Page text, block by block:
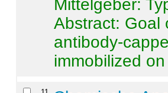
Mittelgeber:
Abstract: Goal
antibody-
immobilized